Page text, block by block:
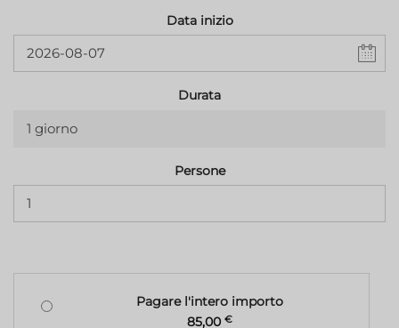
Data inizio
Durata
1 giorno
Persone
Pagare l'intero importo
85,00 €